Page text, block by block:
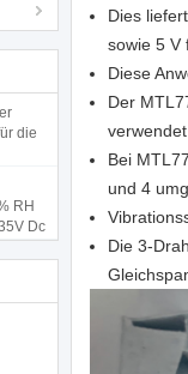
die
RH
Dc
Dies
sowie 5 V
Diese
Der
Bei
und 4
Die 3-